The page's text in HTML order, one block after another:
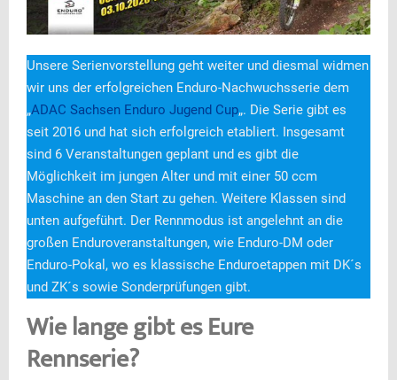
Unsere Serienvorstellung geht weiter und diesmal widmen
wir uns der erfolgreichen Enduro-Nachwuchsserie dem
„ADAC Sachsen Enduro Jugend Cup„. Die Serie gibt es
seit 2016 und hat sich erfolgreich etabliert. Insgesamt
sind 6 Veranstaltungen geplant und es gibt die
Möglichkeit im jungen Alter und mit einer 50 ccm
Maschine an den Start zu gehen. Weitere Klassen sind
unten aufgeführt. Der Rennmodus ist angelehnt an die
großen Enduroveranstaltungen, wie Enduro-DM oder
Enduro-Pokal, wo es klassische Enduroetappen mit DK´s
und ZK´s sowie Sonderprüfungen gibt.
Wie lange gibt es Eure
Rennserie?